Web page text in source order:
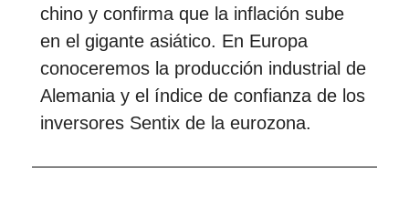
chino y confirma que la inflación sube
en el gigante asiático. En Europa
conoceremos la producción industrial de
Alemania y el índice de confianza de los
inversores Sentix de la eurozona.